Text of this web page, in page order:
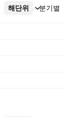
해단위 분기별
더보기